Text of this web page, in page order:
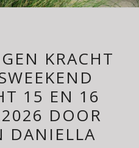
KRACHT
15 EN 16
DOOR
DANIELLA